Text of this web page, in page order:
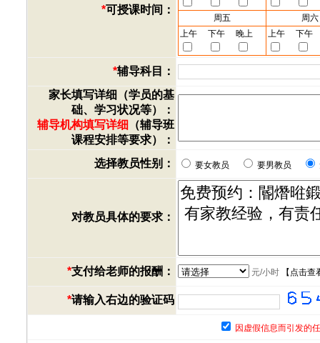
*可授课时间：
周五
周六
上午
下午 晚上 上午 下午
*辅导科目：
家长填写详细（学员的基
础、学习状况等）：
辅导机构填写详细 （辅导班
课程安排等要求）：
选择教员性别：
要女教员 要男教员
对教员具体的要求：
*支付给老师的报酬： 元/小时【 点击查
*请输入右边的验证码
因虚假信息而引发的